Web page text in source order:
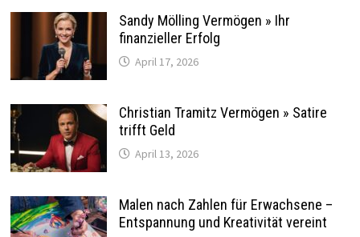
Sandy Mölling Vermögen » Ihr
finanzieller Erfolg
April 17, 2026
Christian Tramitz Vermögen » Satire
trifft Geld
April 13, 2026
Malen nach Zahlen für Erwachsene –
Entspannung und Kreativität vereint